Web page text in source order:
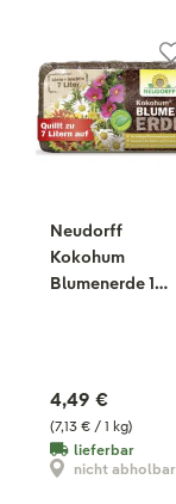
Neudorff
Kokohum
Blumenerde 1
(7,13 € / 1 kg)
4,49 €
lieferbar
nicht abholbar